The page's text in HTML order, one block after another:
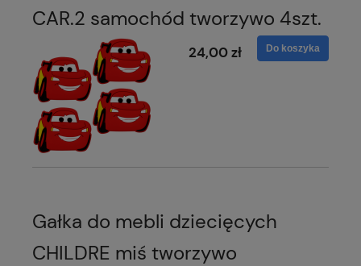
CAR.2 samochód tworzywo 4szt.
24,00 zł Do koszyka
Gałka do mebli dziecięcych
CHILDRE miś tworzywo